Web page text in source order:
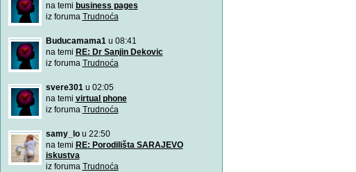
na temi business pages
iz foruma Trudnoća
Buducamama1u 08:41
na temi RE: Dr Sanjin Dekovic
iz foruma Trudnoća
svere301u 02:05
na temi virtual phone
iz foruma Trudnoća
samy_lou 22:50
na temi RE: Porodilišta SARAJEVO
iskustva
iz foruma Trudnoća